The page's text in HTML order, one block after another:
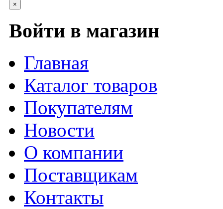
×
Войти в магазин
Главная
Каталог товаров
Покупателям
Новости
О компании
Поставщикам
Контакты